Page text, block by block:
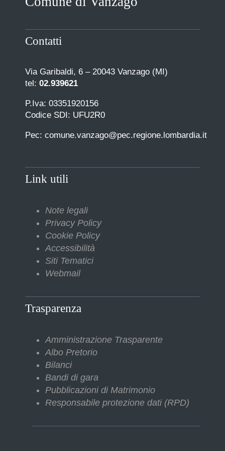
Contatti
Via Garibaldi, 6 – 20043 Vanzago (MI)
tel: 02.939621
P.Iva: 03351920156
Codice SDI: UFU2R0
Pec: comune.vanzago@pec.regione.lombardia.it
Link utili
Note legali
Privacy Policy
Cookie Policy
Accessibilità
Siti Tematici
Webmail
Trasparenza
Amministrazione Trasparente
Albo Pretorio
Bilanci
Bandi di gara
Pubblicazioni di Matrimonio
Responsabile protezione dati (RPD)